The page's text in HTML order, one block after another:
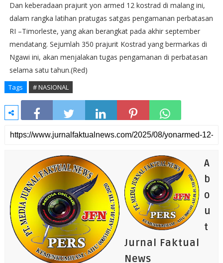
Dan keberadaan prajurit yon armed 12 kostrad di malang ini,
dalam rangka latihan pratugas satgas pengamanan perbatasan
RI –Timorleste, yang akan berangkat pada akhir september
mendatang. Sejumlah 350 prajurit Kostrad yang bermarkas di
Ngawi ini, akan menjalakan tugas pengamanan di perbatasan
selama satu tahun.(Red)
Tags # NASIONAL
A
b
o
u
t
Jurnal Faktual
News